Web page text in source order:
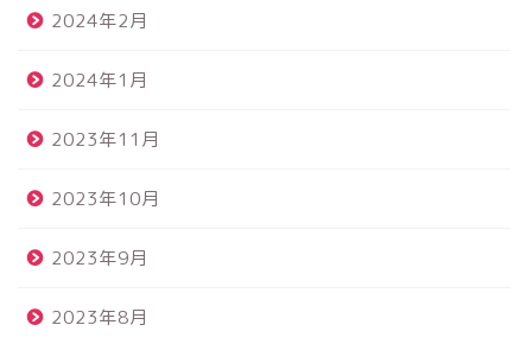
2024年2月
2024年1月
2023年11月
2023年10月
2023年9月
2023年8月